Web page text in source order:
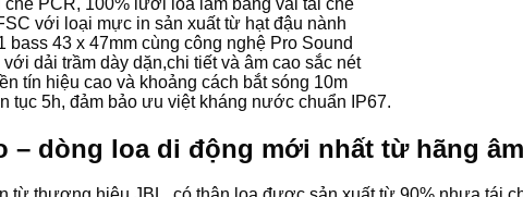
với loại mực in sản xuất từ hạt đậu nành
bass 43 x 47mm cùng công nghệ Pro Sound
dải trầm dày dặn,chi tiết và âm cao sắc nét
tín hiệu cao và khoảng cách bắt sóng 10m
5h, đảm bảo ưu việt kháng nước chuẩn IP67.
– dòng loa di động mới nhất từ hãng